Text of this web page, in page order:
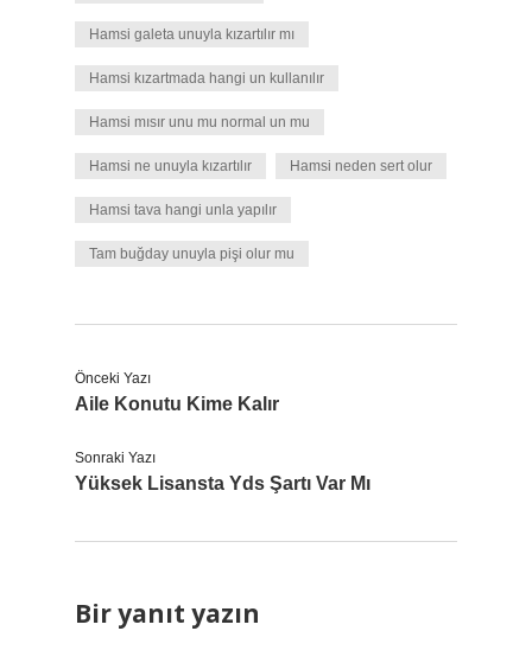
Hamsi galeta unuyla kızartılır mı
Hamsi kızartmada hangi un kullanılır
Hamsi mısır unu mu normal un mu
Hamsi ne unuyla kızartılır Hamsi neden sert olur
Hamsi tava hangi unla yapılır
Tam buğday unuyla pişi olur mu
Önceki Yazı
Aile Konutu Kime Kalır
Sonraki Yazı
Yüksek Lisansta Yds Şartı Var Mı
Bir yanıt yazın